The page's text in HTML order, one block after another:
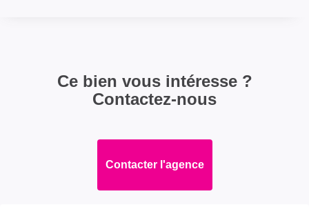
Taxe Foncière 1100 EUR
Ce bien vous intéresse ?
Contactez-nous
Contacter l'agence